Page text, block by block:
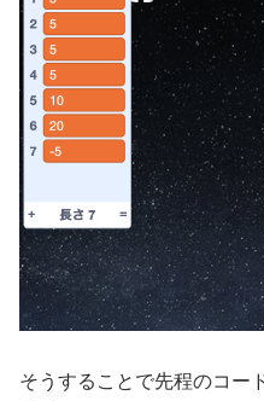
そうすることで先程のコー